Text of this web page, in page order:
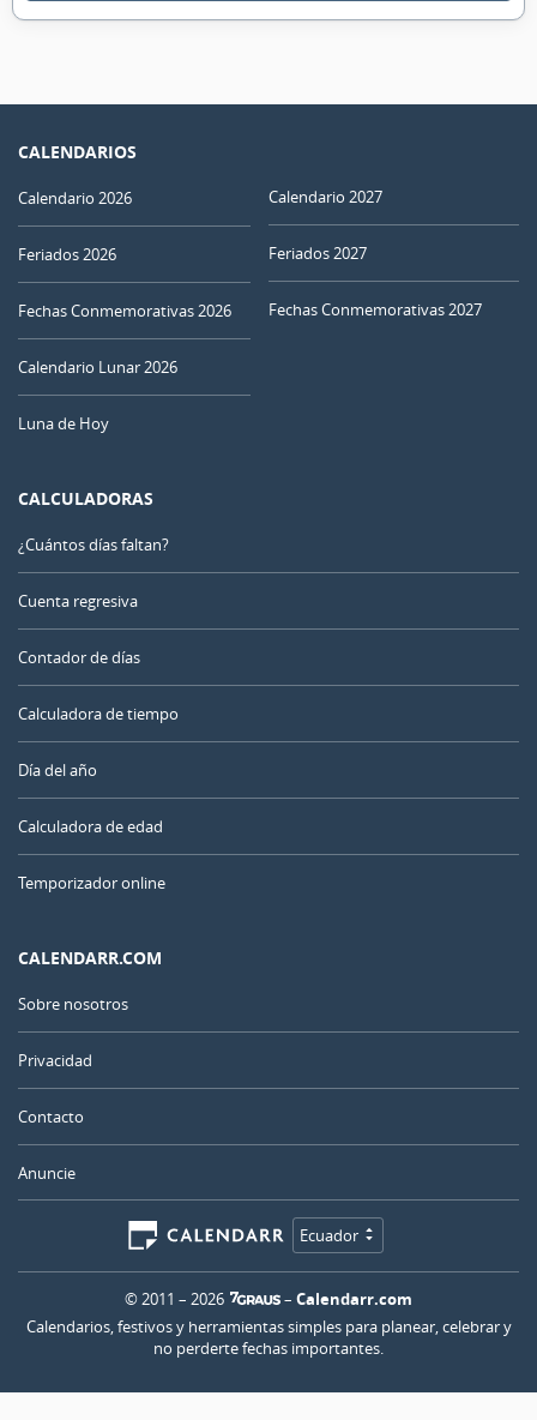
CALENDARIOS
Calendario 2026
Feriados 2026
Fechas Conmemorativas 2026
Calendario Lunar 2026
Luna de Hoy
Calendario 2027
Feriados 2027
Fechas Conmemorativas 2027
CALCULADORAS
¿Cuántos días faltan?
Cuenta regresiva
Contador de días
Calculadora de tiempo
Día del año
Calculadora de edad
Temporizador online
CALENDARR.COM
Sobre nosotros
Privacidad
Contacto
Anuncie
Ecuador
© 2011 – 2026 – Calendarr.com
Calendarios, festivos y herramientas simples para planear, celebrar y
no perderte fechas importantes.